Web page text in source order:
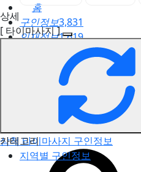
홈
구인정보3,831
인재정보1,619
고객센터
전국업체정보
마사지가이드
업체 서비스 관리
삼척 타이마사지 구인정보
상세
[ 타이마사지 ]
카테고리
지역별 구인정보